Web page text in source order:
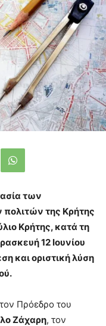
των
της Κρήτης
Κρήτης, κατά τη
12 Ιουνίου
και οριστική λύση
Πρόεδρο του
Ζάχαρη, τον